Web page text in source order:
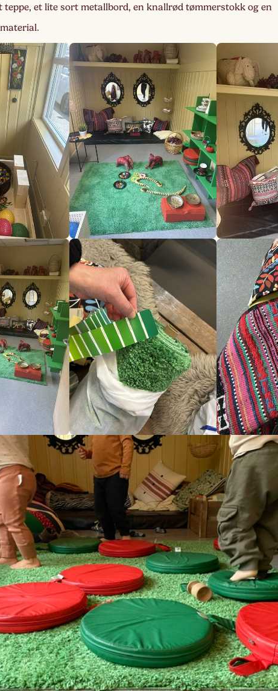
et lite sort metallbord, en knallrød tømmerstokk og en